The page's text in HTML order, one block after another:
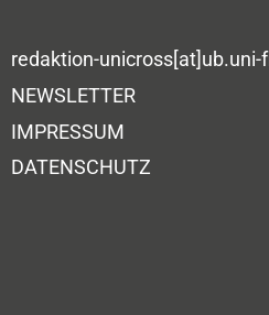
redaktion-unicross[at]ub.uni-
NEWSLETTER
IMPRESSUM
DATENSCHUTZ